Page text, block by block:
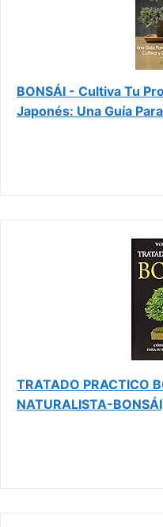
BONSÁI - Cultiva Tu
Japonés: Una Guía
TRATADO PRACTICO
NATURALISTA-